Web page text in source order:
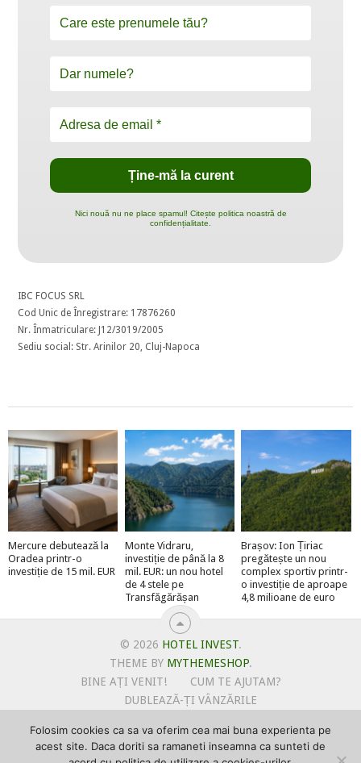
Nici nouă nu ne place spamul! Citește politica noastră de
confidențialitate.
IBC FOCUS SRL
Cod Unic de Înregistrare: 17876260
Nr. Înmatriculare: J12/3019/2005
Sediu social: Str. Arinilor 20, Cluj-Napoca
Mercure debutează la
Oradea printr-o
investiție de 15 mil. EUR
Monte Vidraru,
investiție de până la 8
mil. EUR: un nou hotel
de 4 stele pe
Transfăgărășan
Brașov: Ion Țiriac
pregătește un nou
complex sportiv printr-
o investiție de aproape
4,8 milioane de euro
© 2026 HOTEL INVEST.
THEME BY MYTHEMESHOP.
BINE AȚI VENIT!
CUM TE AJUTAM?
DUBLEAZĂ-ȚI VÂNZĂRILE
POLITICA DE UTILIZARE COOKIE-URI
PRIMEȘTI GRATUIT MEGA-CADOURI LA ABONARE
Folosim cookies ca sa va oferim cea mai buna experienta pe
acest site. Daca doriti sa ramaneti inseamna ca sunteti de